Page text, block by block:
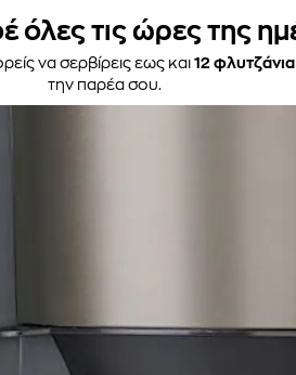
όλες τις ώρες της
να σερβίρεις εως και 12 φλυτζάνια
την παρέα σου.